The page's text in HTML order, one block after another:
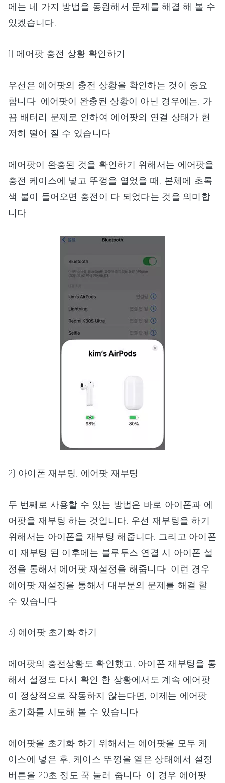
에는 네 가지 방법을 동원해서 문제를 해결 해 볼 수
있겠습니다.
1) 에어팟 충전 상황 확인하기
우선은 에어팟의 충전 상황을 확인하는 것이 중요
합니다. 에어팟이 완충된 상황이 아닌 경우에는, 가
끔 배터리 문제로 인하여 에어팟의 연결 상태가 현
저히 떨어 질 수 있습니다.
에어팟이 완충된 것을 확인하기 위해서는 에어팟을
충전 케이스에 넣고 뚜껑을 열었을 때, 본체에 초록
색 불이 들어오면 충전이 다 되었다는 것을 의미합
니다.
2) 아이폰 재부팅, 에어팟 재부팅
두 번째로 사용할 수 있는 방법은 바로 아이폰과 에
어팟을 재부팅 하는 것입니다. 우선 재부팅을 하기
위해서는 아이폰을 재부팅 해줍니다. 그리고 아이폰
이 재부팅 된 이후에는 블루투스 연결 시 아이폰 설
정을 통해서 에어팟 재설정을 해줍니다. 이런 경우
에어팟 재설정을 통해서 대부분의 문제를 해결 할
수 있습니다.
3) 에어팟 초기화 하기
에어팟의 충전상황도 확인했고, 아이폰 재부팅을 통
해서 설정도 다시 확인 한 상황에서도 계속 에어팟
이 정상적으로 작동하지 않는다면, 이제는 에어팟
초기화를 시도해 볼 수 있습니다.
에어팟을 초기화 하기 위해서는 에어팟을 모두 케
이스에 넣은 후, 케이스 뚜껑을 열은 상태에서 설정
버튼을 20초 정도 꾹 눌러 줍니다. 이 경우 에어팟